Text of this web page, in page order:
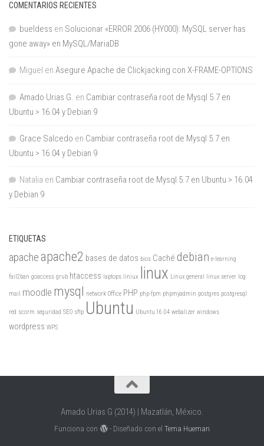
COMENTARIOS RECIENTES
bueldess en Solucionar «ERROR 2006 (HY000): MySQL server has
gone away» en MySQL/MariaDB
Miguel en Asegure Apache de Clickjacking con X-FRAME-OPTIONS
Amado Urias G. en Cambiar contraseña root de Mysql 5.7 en
Ubuntu > 16.04 y Debian 9
Grace Salcedo en Cambiar contraseña root de Mysql 5.7 en
Ubuntu > 16.04 y Debian 9
Natalia en Cambiar contraseña root de Mysql 5.7 en Ubuntu > 16.04
y Debian 9
ETIQUETAS
apache apache2 bases de datos bios Caché debian e-learning
fail2ban goaccess grub htaccess laptops liniux linux Linux general linux server log
mail moodle mysql network Office PHP php-fpm phpmyadmin postgres postgresql
red scorm seguridad SEO sftp Ubuntu Ubuntu 16.04 webalizer windows
wordpress WPS
Amado Urias G (2014) | Mazatlán, México.
Funciona con - Diseñado con el Tema Hueman